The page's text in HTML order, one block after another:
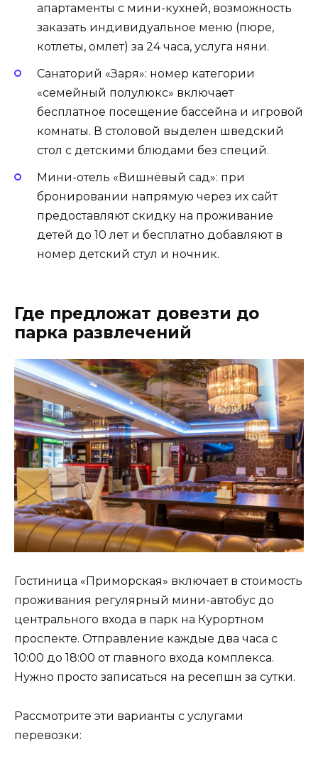
апартаменты с мини-кухней, возможность
заказать индивидуальное меню (пюре,
котлеты, омлет) за 24 часа, услуга няни.
Санаторий «Заря»: номер категории
«семейный полулюкс» включает
бесплатное посещение бассейна и игровой
комнаты. В столовой выделен шведский
стол с детскими блюдами без специй.
Мини-отель «Вишнёвый сад»: при
бронировании напрямую через их сайт
предоставляют скидку на проживание
детей до 10 лет и бесплатно добавляют в
номер детский стул и ночник.
Где предложат довезти до
парка развлечений
Гостиница «Приморская» включает в стоимость
проживания регулярный мини-автобус до
центрального входа в парк на Курортном
проспекте. Отправление каждые два часа с
10:00 до 18:00 от главного входа комплекса.
Нужно просто записаться на ресепшн за сутки.
Рассмотрите эти варианты с услугами
перевозки: